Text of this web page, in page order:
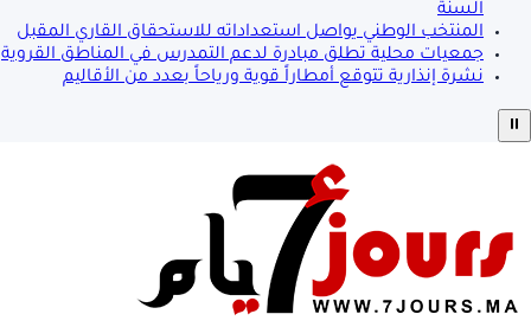
السنة
المنتخب الوطني يواصل استعداداته للاستحقاق القاري المقبل
جمعيات محلية تطلق مبادرة لدعم التمدرس في المناطق القروية
نشرة إنذارية تتوقع أمطاراً قوية ورياحاً بعدد من الأقاليم
⏸